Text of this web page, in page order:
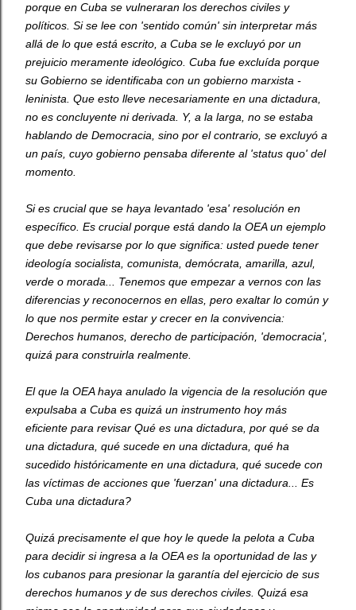
porque en Cuba se vulneraran los derechos civiles y
políticos. Si se lee con 'sentido común' sin interpretar más
allá de lo que está escrito, a Cuba se le excluyó por un
prejuicio meramente ideológico. Cuba fue excluída porque
su Gobierno se identificaba con un gobierno marxista -
leninista. Que esto lleve necesariamente en una dictadura,
no es concluyente ni derivada. Y, a la larga, no se estaba
hablando de Democracia, sino por el contrario, se excluyó a
un país, cuyo gobierno pensaba diferente al 'status quo' del
momento.
Si es crucial que se haya levantado 'esa' resolución en
específico. Es crucial porque está dando la OEA un ejemplo
que debe revisarse por lo que significa: usted puede tener
ideología socialista, comunista, demócrata, amarilla, azul,
verde o morada... Tenemos que empezar a vernos con las
diferencias y reconocernos en ellas, pero exaltar lo común y
lo que nos permite estar y crecer en la convivencia:
Derechos humanos, derecho de participación, 'democracia',
quizá para construirla realmente.
El que la OEA haya anulado la vigencia de la resolución que
expulsaba a Cuba es quizá un instrumento hoy más
eficiente para revisar Qué es una dictadura, por qué se da
una dictadura, qué sucede en una dictadura, qué ha
sucedido históricamente en una dictadura, qué sucede con
las víctimas de acciones que 'fuerzan' una dictadura... Es
Cuba una dictadura?
Quizá precisamente el que hoy le quede la pelota a Cuba
para decidir si ingresa a la OEA es la oportunidad de las y
los cubanos para presionar la garantía del ejercicio de sus
derechos humanos y de sus derechos civiles. Quizá esa